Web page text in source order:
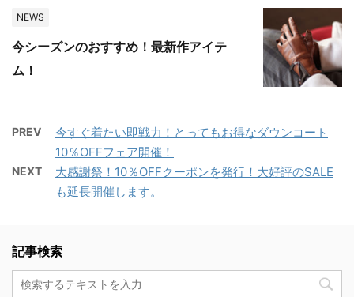
NEWS
今シーズンのおすすめ！最新作アイテ
ム！
PREV
今すぐ着たい即戦力！とってもお得なダウンコート
10％OFFフェア開催！
NEXT
大感謝祭！10％OFFクーポンを発行！大好評のSALE
も延長開催します。
記事検索